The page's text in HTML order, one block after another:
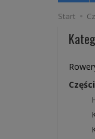
Start
Części